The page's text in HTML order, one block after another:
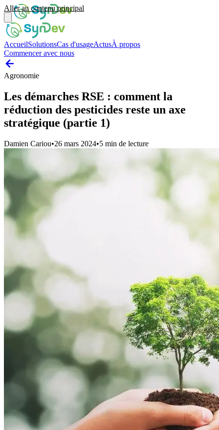
Aller au contenu principal
AccueilSolutionsCas d'usageActusÀ propos
Commencer avec nous
Agronomie
Les démarches RSE : comment la
réduction des pesticides reste un axe
stratégique (partie 1)
Damien Cariou•26 mars 2024•5 min de lecture